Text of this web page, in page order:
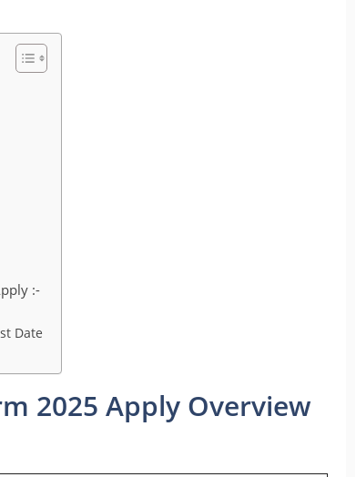
:-
Date
2025 Apply Overview